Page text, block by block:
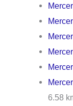
6.58